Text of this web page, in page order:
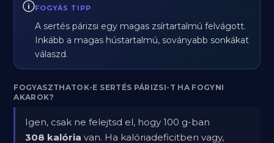
FOGYÁS TIPP
A sertés párizsi egy magas zsírtartalmú felvágott.
Inkább a magas hústartalmú, soványabb sonkákat
válaszd.
FOGYASZTHATOK-E SERTÉS PÁRIZSI-T HA FOGYNI
AKAROK?
Igen, csak ne felejtsd el, hogy 100 g-ban
308 kalória van. Ha kalóriadeficitben vagy,